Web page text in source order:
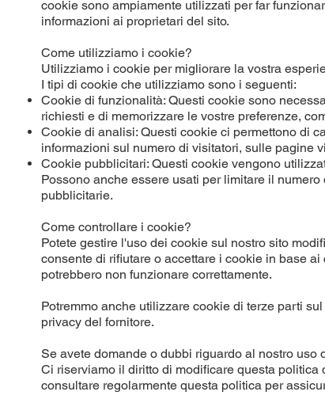
cookie sono ampiamente utilizzati per far
informazioni ai proprietari del sito.
Come utilizziamo i cookie?
Utilizziamo i cookie per migliorare la vostra
I tipi di cookie che utilizziamo sono i seguenti:
Cookie di funzionalità: Questi cookie sono
richiesti e di memorizzare le vostre preferenze,
Cookie di analisi: Questi cookie ci permettono di
informazioni sul numero di visitatori, sulle pagine
Cookie pubblicitari: Questi cookie vengono
Possono anche essere usati per limitare il
pubblicitarie.
Come controllare i cookie?
Potete gestire l'uso dei cookie sul nostro sito
consente di rifiutare o accettare i cookie in base
potrebbero non funzionare correttamente.
Potremmo anche utilizzare cookie di terze parti
privacy del fornitore.
Se avete domande o dubbi riguardo al nostro
Ci riserviamo il diritto di modificare questa
consultare regolarmente questa politica per